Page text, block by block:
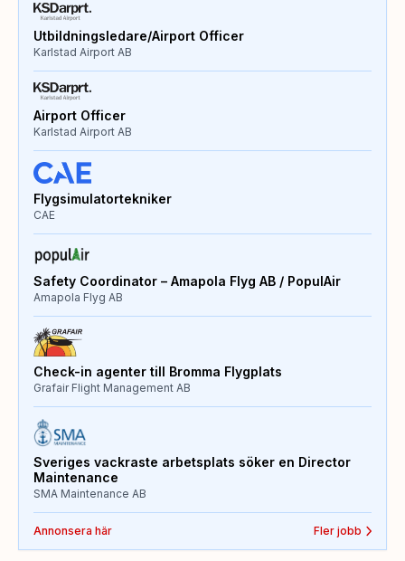
Utbildningsledare/Airport Officer
Karlstad Airport AB
Airport Officer
Karlstad Airport AB
Flygsimulatortekniker
CAE
Safety Coordinator – Amapola Flyg AB / PopulAir
Amapola Flyg AB
Check-in agenter till Bromma Flygplats
Grafair Flight Management AB
Sveriges vackraste arbetsplats söker en Director
Maintenance
SMA Maintenance AB
Annonsera här Fler jobb